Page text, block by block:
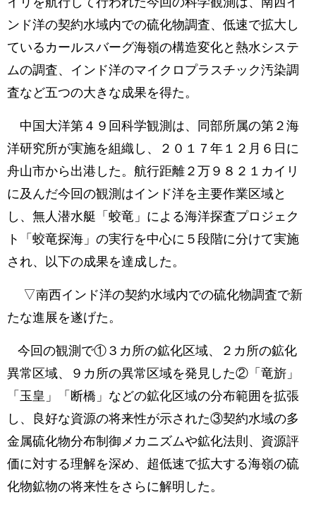
ンド洋の契約水域内での硫化物調査、低速で拡大し
ているカールスバーグ海嶺の構造変化と熱水システ
ムの調査、インド洋のマイクロプラスチック汚染調
査など五つの大きな成果を得た。
中国大洋第４９回科学観測は、同部所属の第２海
洋研究所が実施を組織し、２０１７年１２月６日に
舟山市から出港した。航行距離２万９８２１カイリ
に及んだ今回の観測はインド洋を主要作業区域と
し、無人潜水艇「蛟竜」による海洋探査プロジェク
ト「蛟竜探海」の実行を中心に５段階に分けて実施
され、以下の成果を達成した。
▽南西インド洋の契約水域内での硫化物調査で新
たな進展を遂げた。
今回の観測で①３カ所の鉱化区域、２カ所の鉱化
異常区域、９カ所の異常区域を発見した②「竜旂」
「玉皇」「断橋」などの鉱化区域の分布範囲を拡張
し、良好な資源の将来性が示された③契約水域の多
金属硫化物分布制御メカニズムや鉱化法則、資源評
価に対する理解を深め、超低速で拡大する海嶺の硫
化物鉱物の将来性をさらに解明した。